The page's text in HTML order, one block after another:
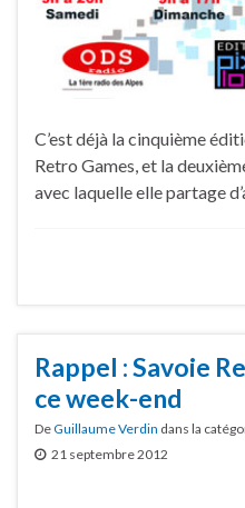
C’est déjà la cinquième
Retro Games, et la
avec laquelle elle partage
Rappel : Savoie
ce week-end
DeGuillaume Verdin dans la
21 septembre 2012